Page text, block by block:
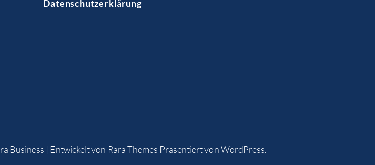
Datenschutzerklärung
Business | Entwickelt von Rara Themes Präsentiert vonWordPress.